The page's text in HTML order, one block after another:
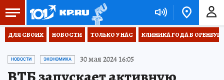
ДЛЯ СВОИХ НОВОСТИ ТОЛЬКО У НАС КЛИНИКА ГОДА В
НОВОСТИ ЭКОНОМИКА 30 мая 2024 16:05